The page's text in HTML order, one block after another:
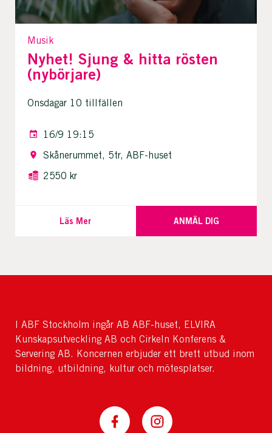
Musik
Nyhet! Sjung & hitta rösten
(nybörjare)
Onsdagar 10 tillfällen
16/9 19:15
Skånerummet, 5tr, ABF-huset
2550 kr
Läs Mer ANMÄL DIG
I ABF Stockholm ingår AB ABF-huset, ELVIRA
Kunskapsutveckling AB och Cirkeln Konferens &
Servering AB. Koncernen erbjuder ett brett utbud inom
bildning, utbildning, kultur och mötesplatser.